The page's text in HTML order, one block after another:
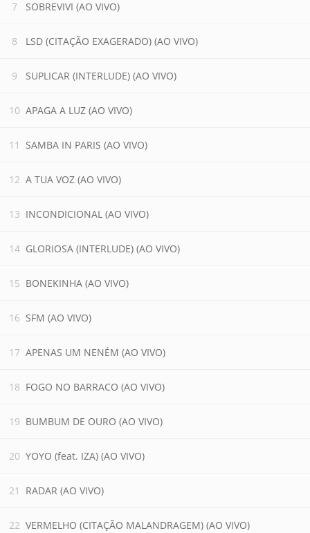
SOBREVIVI (AO VIVO)
LSD (CITAÇÃO EXAGERADO) (AO VIVO)
SUPLICAR (INTERLUDE) (AO VIVO)
APAGA A LUZ (AO VIVO)
SAMBA IN PARIS (AO VIVO)
A TUA VOZ (AO VIVO)
INCONDICIONAL (AO VIVO)
GLORIOSA (INTERLUDE) (AO VIVO)
BONEKINHA (AO VIVO)
SFM (AO VIVO)
APENAS UM NENÉM (AO VIVO)
FOGO NO BARRACO (AO VIVO)
BUMBUM DE OURO (AO VIVO)
YOYO (feat. IZA) (AO VIVO)
RADAR (AO VIVO)
VERMELHO (CITAÇÃO MALANDRAGEM) (AO VIVO)